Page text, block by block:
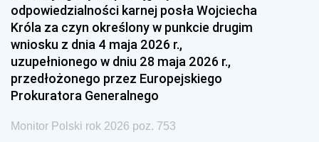
1987 1986 1985
1984 1983
1981 1980 1979
1978 1977
1975 1974
odpowiedzialności karnej posła Wojciecha
Króla za czyn określony w punkcie drugim
wniosku z dnia 4 maja 2026 r.,
uzupełnionego w dniu 28 maja 2026 r.,
przedłożonego przez Europejskiego
Prokuratora Generalnego
Monitor Polski rok 2026 poz. 753